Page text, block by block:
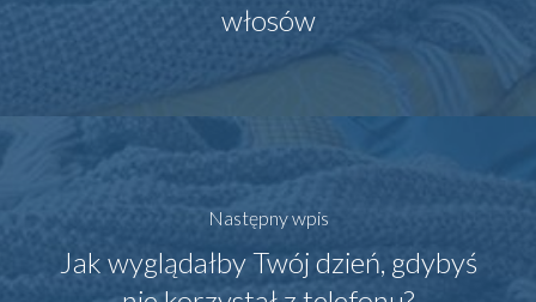
włosów
Następny wpis
Jak wyglądałby Twój dzień, gdybyś